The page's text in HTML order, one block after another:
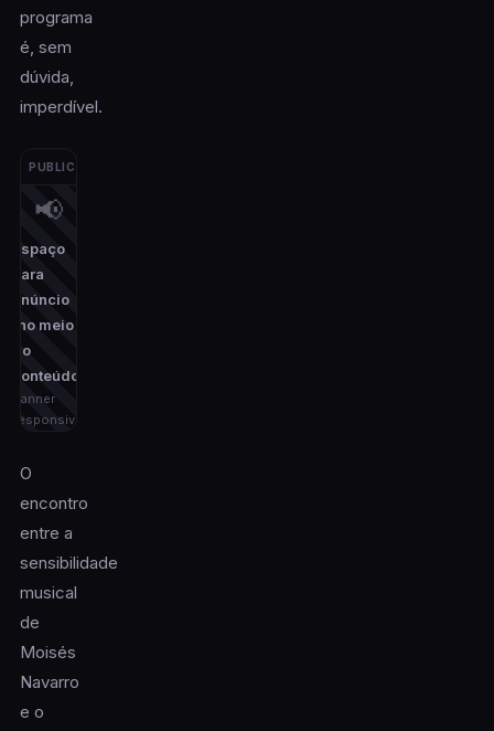
programa
é, sem
dúvida,
imperdível.
PUBLICIDADE
📢
Espaço
para
anúncio
(no meio
do
conteúdo)
banner
responsivo
O
encontro
entre a
sensibilidade
musical
de
Moisés
Navarro
e o